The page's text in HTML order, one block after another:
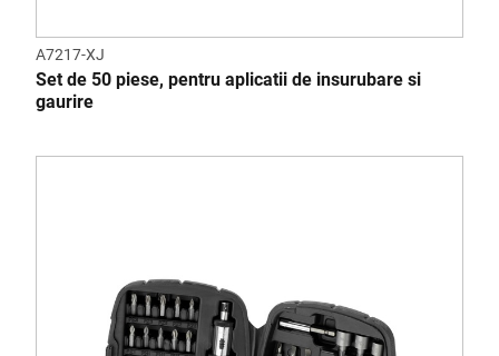
A7217-XJ
Set de 50 piese, pentru aplicatii de insurubare si
gaurire